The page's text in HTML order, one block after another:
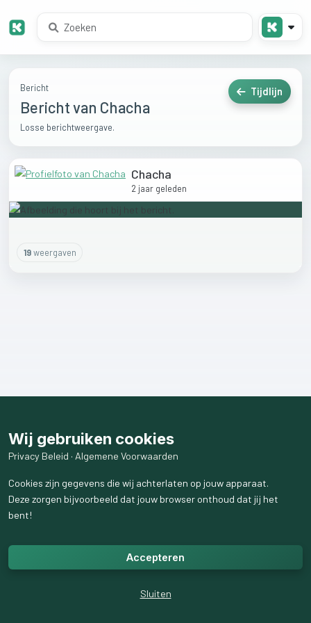
Bericht
Bericht van Chacha
Losse berichtweergave.
Tijdlijn
Chacha
2 jaar geleden
19weergaven
Wij gebruiken cookies
Privacy Beleid · Algemene Voorwaarden
Cookies zijn gegevens die wij achterlaten op jouw apparaat.
Deze zorgen bijvoorbeeld dat jouw browser onthoud dat jij het
bent!
Accepteren
Sluiten